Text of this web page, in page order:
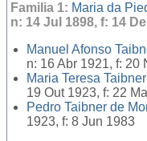
Familia 1: Maria da
n: 14 Jul 1898, f: 14
Manuel Afonso
n: 16 Abr 1921, f: 20
Maria Teresa
19 Out 1923, f: 22
Pedro Taibner de
1923, f: 8 Jun 1983